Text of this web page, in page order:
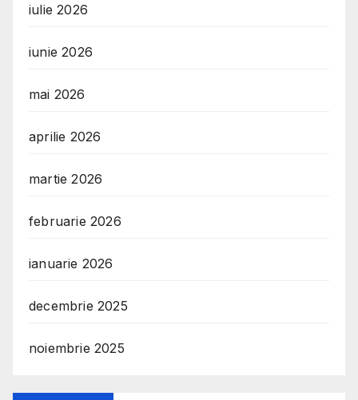
iulie 2026
iunie 2026
mai 2026
aprilie 2026
martie 2026
februarie 2026
ianuarie 2026
decembrie 2025
noiembrie 2025